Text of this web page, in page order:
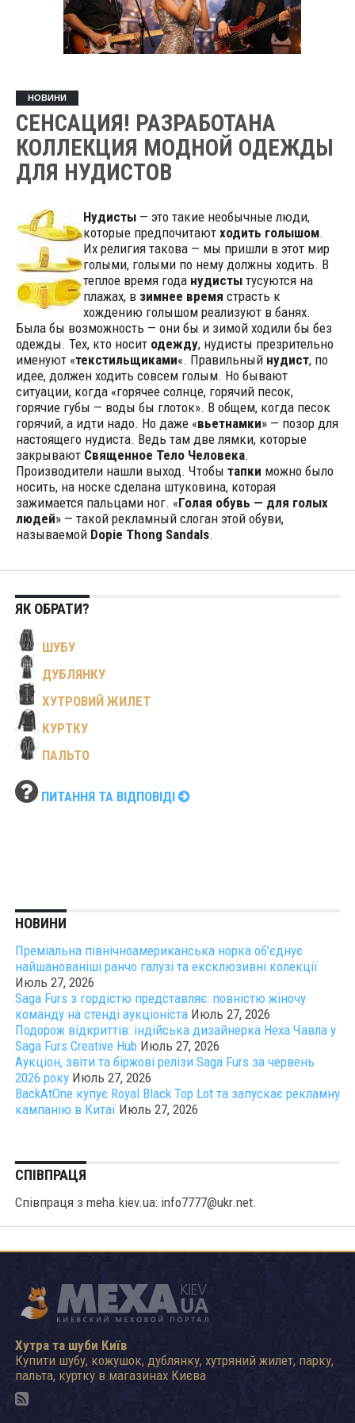
НОВИНИ
СЕНСАЦИЯ! РАЗРАБОТАНА
КОЛЛЕКЦИЯ МОДНОЙ ОДЕЖДЫ
ДЛЯ НУДИСТОВ
Нудисты— это такие необычные люди,
которые предпочитают ходить голышом.
Их религия такова — мы пришли в этот мир
голыми, голыми по нему должны ходить. В
теплое время года нудистытусуются на
плажах, в зимнее время страсть к
хождению голышом реализуют в банях.
Была бы возможность — они бы и зимой ходили бы без
одежды. Тех, кто ноcит одежду, нудисты презрительно
именуют «текстильщиками«. Правильный нудист, по
идее, должен ходить совсем голым. Но бывают
ситуации, когда «горячее солнце, горячий песок,
горячие губы — воды бы глоток». В общем, когда песок
горячий, а идти надо. Но даже «вьетнамки» — позор для
настоящего нудиста. Ведь там две лямки, которые
закрывают Священное Тело Человека.
Производители нашли выход. Чтобы тапки можно было
носить, на носке сделана штуковина, которая
зажимается пальцами ног. «Голая обувь — для голых
людей» — такой рекламный слоган этой обуви,
называемой Dopie Thong Sandals.
ЯК ОБРАТИ?
ШУБУ
ДУБЛЯНКУ
ХУТРОВИЙ ЖИЛЕТ
КУРТКУ
ПАЛЬТО
ПИТАННЯ ТА ВІДПОВІДІ
НОВИНИ
Преміальна північноамериканська норка об’єднує
найшанованіші ранчо галузі та ексклюзивні колекції
Июль 27, 2026
Saga Furs з гордістю представляє: повністю жіночу
команду на стенді аукціоніста Июль 27, 2026
Подорож відкриттів: індійська дизайнерка Неха Чавла у
Saga Furs Creative Hub Июль 27, 2026
Аукціон, звіти та біржові релізи Saga Furs за червень
2026 року Июль 27, 2026
BackAtOne купує Royal Black Top Lot та запускає рекламну
кампанію в Китаї Июль 27, 2026
СПІВПРАЦЯ
Співпраця з meha.kiev.ua: info7777@ukr.net.
Хутра та шуби Київ
Купити шубу, кожушок, дублянку, хутряний жилет, парку,
пальта, куртку в магазинах Києва